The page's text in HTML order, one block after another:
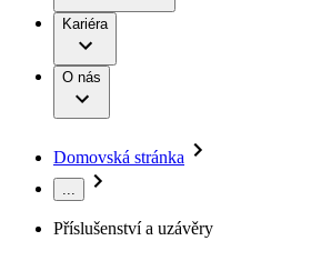
Léčba bolesti
Mimotělní očišťování krve
Nutriční terapie
Onkologie
Onemocnění
B. Braun Avitum
Práce a kariéra
Naše kultura
Vaše příležitost​
Odpovědnost
Média
Kariéra
O nás
Domovská stránka
...
Příslušenství a uzávěry